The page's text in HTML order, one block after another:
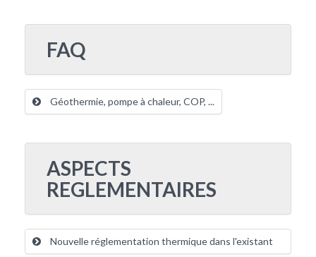
FAQ
Géothermie, pompe à chaleur, COP, ...
ASPECTS
REGLEMENTAIRES
Nouvelle réglementation thermique dans l'existant